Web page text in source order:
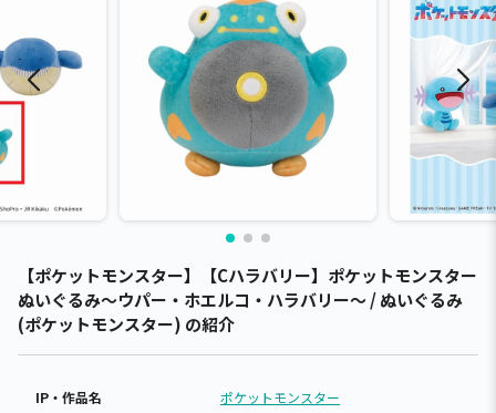
【ポケットモンスター】【Cハラバリー】ポケットモンスター
ぬいぐるみ～ウパー・ホエルコ・ハラバリー～ / ぬいぐるみ
(ポケットモンスター) の紹介
IP・作品名 ポケットモンスター